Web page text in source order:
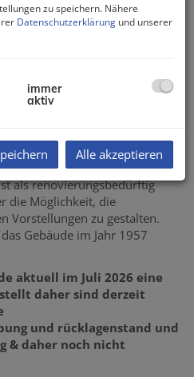
360 Tour
3. Stock eines Wohnhauses
Gemeindebezirks. Die
und verteilt sich auf zwei
ein Badezimmer, ein
als renovierungsbedürftig
die Möglichkeit, die
Vorstellungen zu gestalten.
Gebäude im Jahr 1957
aktuell im Juli 2026 eine
daher sind derzeit
und rücklagenstand und
& daher noch nicht
zu speichern. Nähere
Datenschutzerklärung und unserer
immer
aktiv
Alle akzeptieren